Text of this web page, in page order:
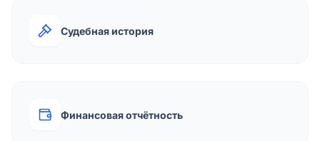
Судебная история
Финансовая отчётность